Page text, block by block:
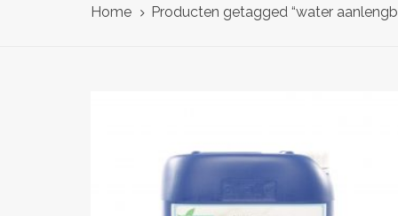
Home Producten getagged “water